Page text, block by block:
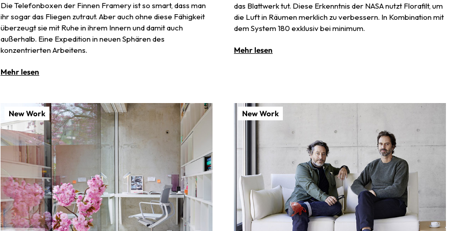
Die Telefonboxen der Finnen Framery ist so smart, dass man
ihr sogar das Fliegen zutraut. Aber auch ohne diese Fähigkeit
überzeugt sie mit Ruhe in ihrem Innern und damit auch
außerhalb. Eine Expedition in neuen Sphären des
konzentrierten Arbeitens.
Mehr lesen
das Blattwerk tut. Diese Erkenntnis der NASA nutzt Florafilt, um
die Luft in Räumen merklich zu verbessern. In Kombination mit
dem System 180 exklusiv bei minimum.
Mehr lesen
New Work New Work